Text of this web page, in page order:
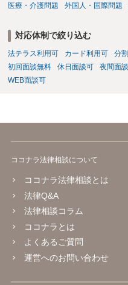
医療・介護問題
外国人・国際問題
対応体制で絞り込む
法テラス利用可 カード利用可 分
初回面談無料
休日面談可 夜間面
WEB面談可
ココナラ法律相談について
ココナラ法律相談とは
法律Q&A
法律相談コラム
ココナラとは
よくあるご質問
運営へのお問い合わせ